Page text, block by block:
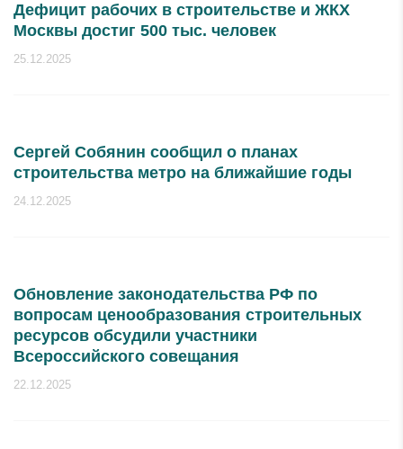
Дефицит рабочих в строительстве и ЖКХ
Москвы достиг 500 тыс. человек
25.12.2025
Сергей Собянин сообщил о планах
строительства метро на ближайшие годы
24.12.2025
Обновление законодательства РФ по
вопросам ценообразования строительных
ресурсов обсудили участники
Всероссийского совещания
22.12.2025